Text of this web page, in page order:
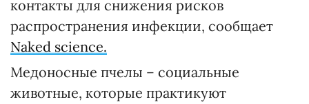
контакты для снижения рисков
распространения инфекции, сообщает
Naked science.
Медоносные пчелы – социальные
животные, которые практикуют